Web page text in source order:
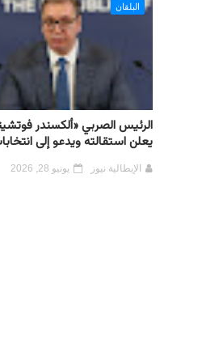
البلقان
الرئيس الصربي «ألكسندر
يعلن استقالته ويدعو إلى
الإيطالية نيوز يونيو 28, 2026